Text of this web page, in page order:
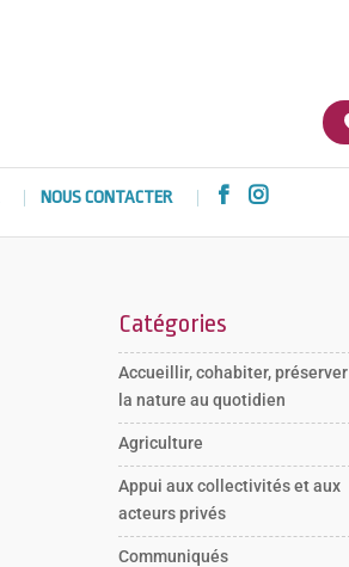
NOUS CONTACTER  
Catégories
Accueillir, cohabiter, préserver
la nature au quotidien
Agriculture
Appui aux collectivités et aux
acteurs privés
Communiqués